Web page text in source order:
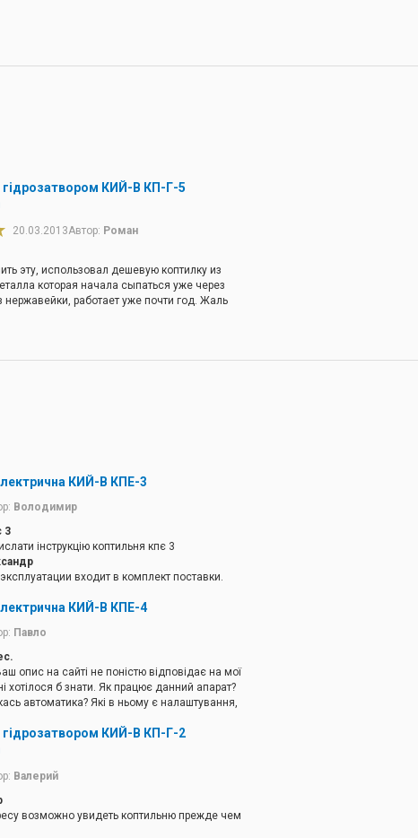
гідрозатвором КИЙ-В КП-Г-5
20.03.2013Автор: Роман
эту, использовал дешевую коптилку из
которая начала сыпаться уже через
нержавейки, работает уже почти год. Жаль
КИЙ-В КПЕ-3
Володимир
3
інструкцію коптильня кпє 3
входит в комплект поставки.
КИЙ-В КПЕ-4
Павло
опис на сайті не поністю відповідає на мої
хотілося б знати. Як працює данний апарат?
автоматика? Які в ньому є налаштування,
есть ответы в описании. Повторюсь.
режиме в пределах 30-120С.
но эффективное.
гідрозатвором КИЙ-В КП-Г-2
Валерий
возможно увидеть коптильню прежде чем